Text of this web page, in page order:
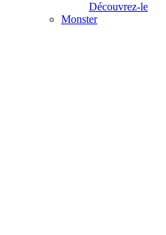
Découvrez-le
Monster